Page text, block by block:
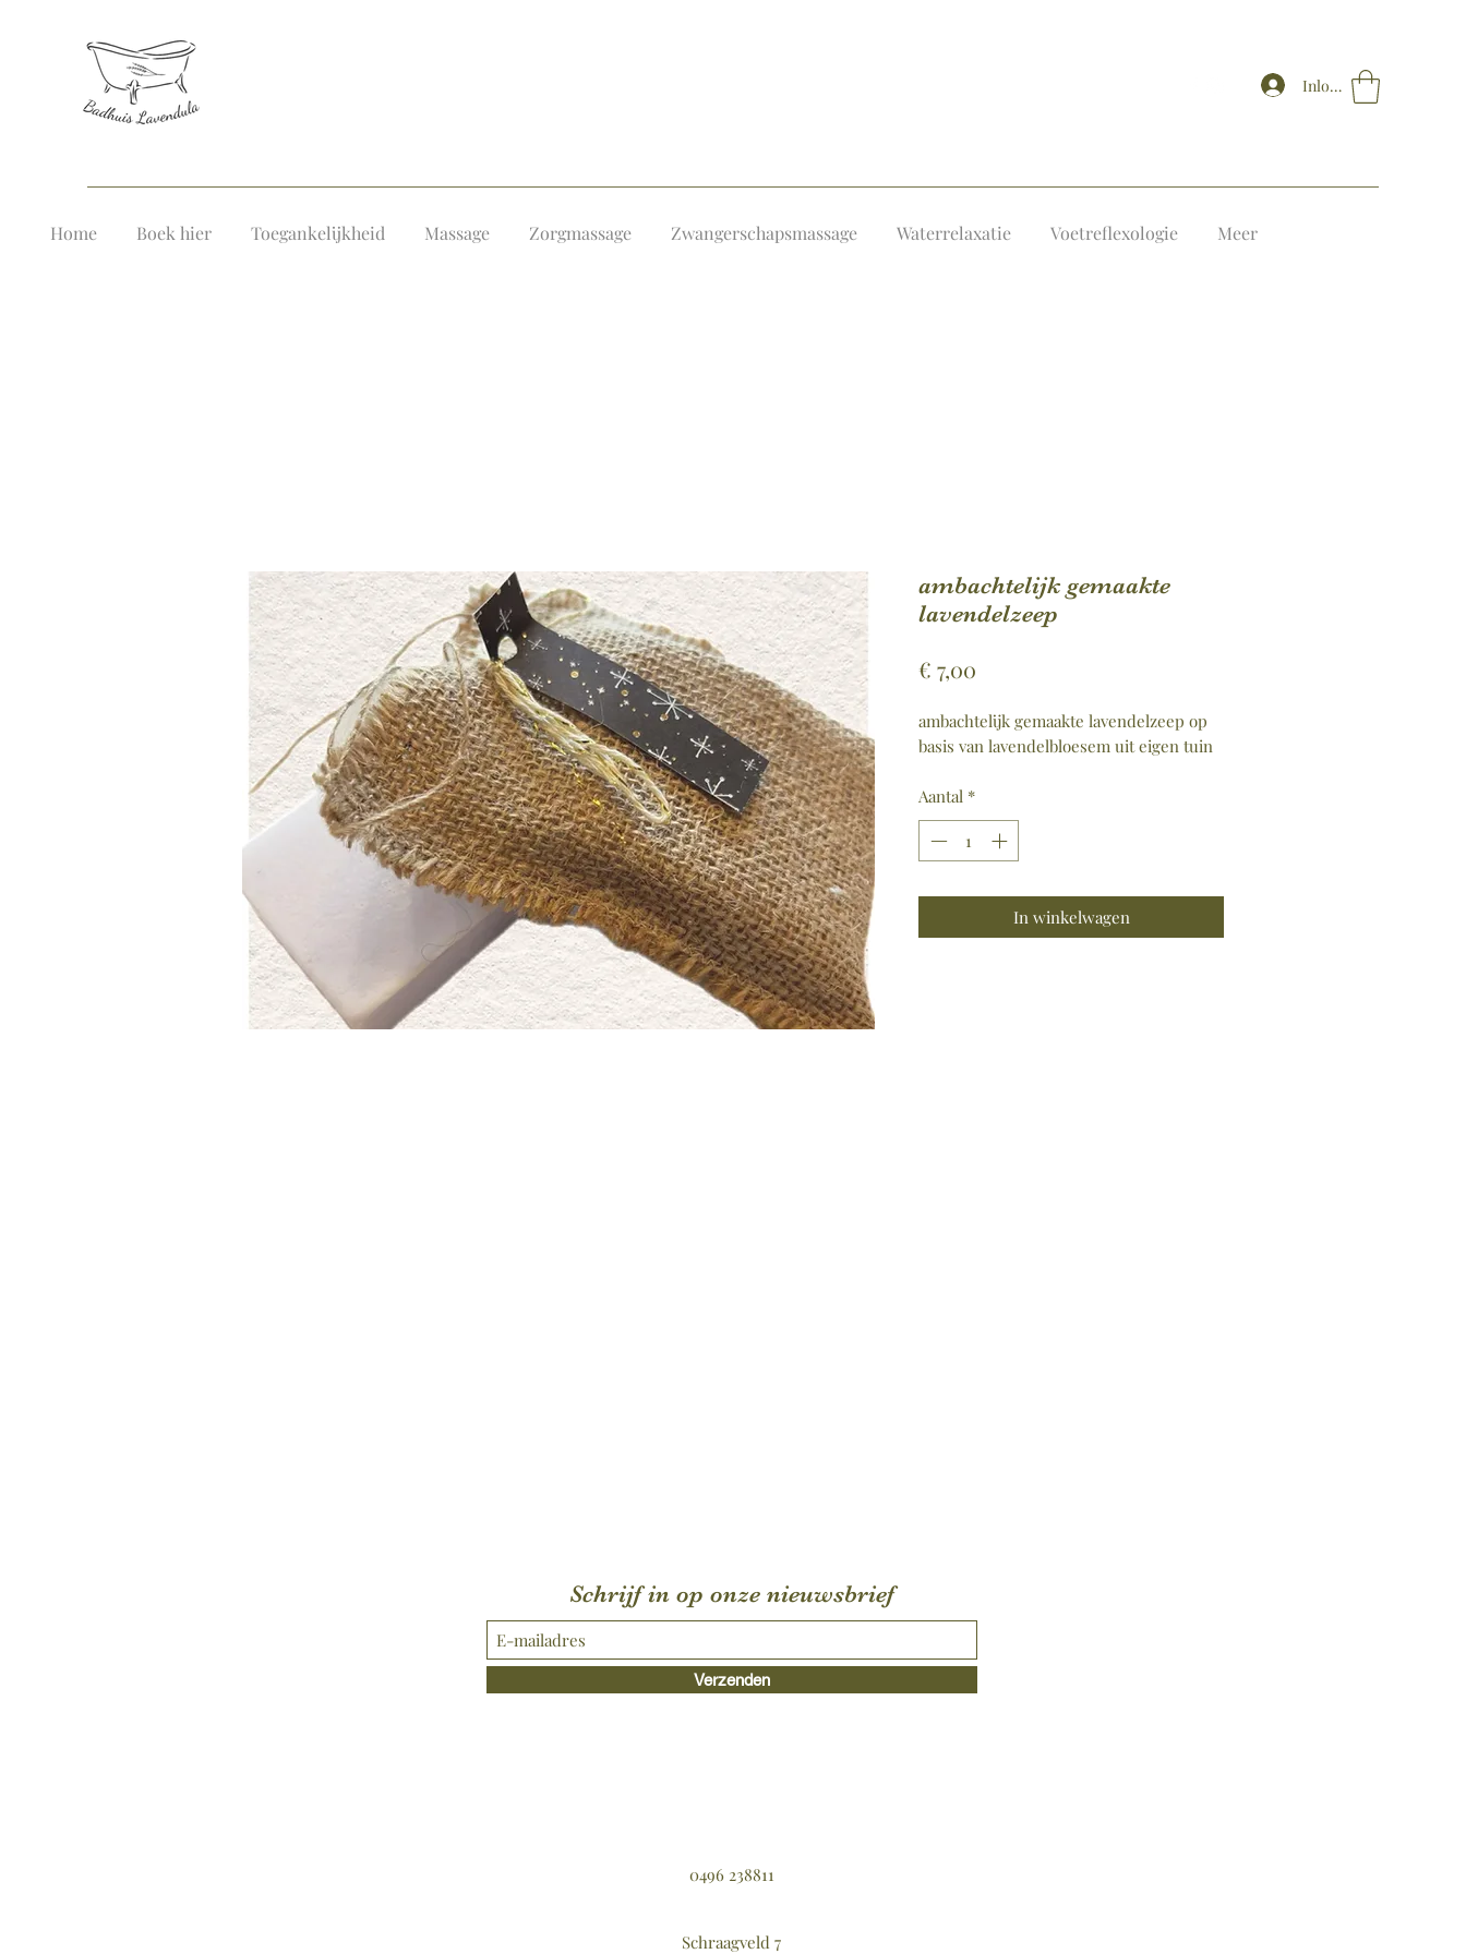
Inloggen
Home Boek hier Toegankelijkheid Massage Zorgmassage Zwangerschapsmassage Waterrelaxatie Voetreflexologie Meer
ambachtelijk gemaakte
lavendelzeep
€ 7,00
ambachtelijk gemaakte lavendelzeep op
basis van lavendelbloesem uit eigen tuin
Aantal *
In winkelwagen
Schrijf in op onze nieuwsbrief
Verzenden
0496 238811
Schraagveld 7